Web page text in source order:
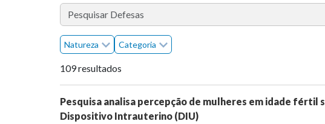
Natureza Categoria
109 resultados
Pesquisa analisa percepção de mulheres em idade fértil
Dispositivo Intrauterino (DIU)